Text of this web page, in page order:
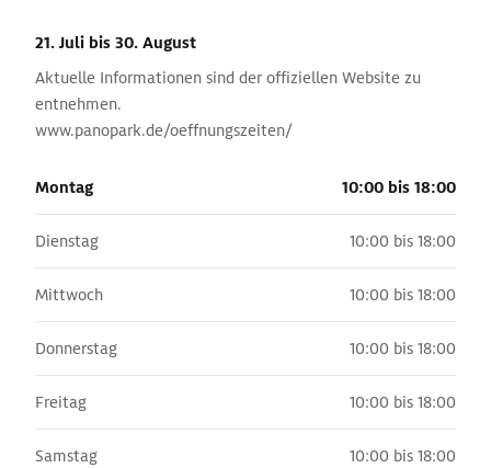
21. Juli bis 30. August
Aktuelle Informationen sind der offiziellen Website zu
entnehmen.
www.panopark.de/oeffnungszeiten/
Montag 10:00 bis 18:00
Dienstag 10:00 bis 18:00
Mittwoch 10:00 bis 18:00
Donnerstag 10:00 bis 18:00
Freitag 10:00 bis 18:00
Samstag 10:00 bis 18:00